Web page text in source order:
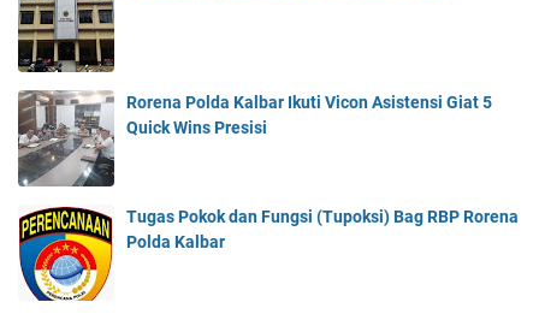
Rorena Polda Kalbar Ikuti Vicon Asistensi Giat 5
Quick Wins Presisi
Tugas Pokok dan Fungsi (Tupoksi) Bag RBP Rorena
Polda Kalbar